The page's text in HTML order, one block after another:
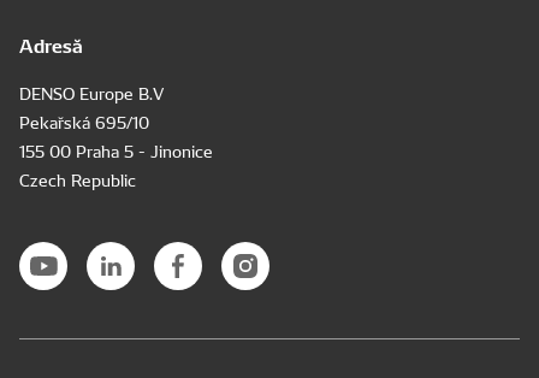
Adresă
DENSO Europe B.V
Pekařská 695/10
155 00 Praha 5 - Jinonice
Czech Republic